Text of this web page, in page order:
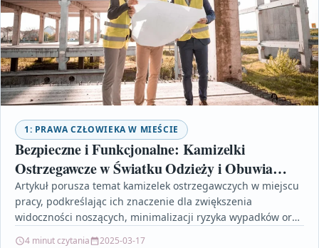
1: PRAWA CZŁOWIEKA W MIEŚCIE
Bezpieczne i Funkcjonalne: Kamizelki
Ostrzegawcze w Światku Odzieży i Obuwia
Roboczego
Artykuł porusza temat kamizelek ostrzegawczych w miejscu
pracy, podkreślając ich znaczenie dla zwiększenia
widoczności noszących, minimalizacji ryzyka wypadków oraz
4 minut czytania 2025-03-17